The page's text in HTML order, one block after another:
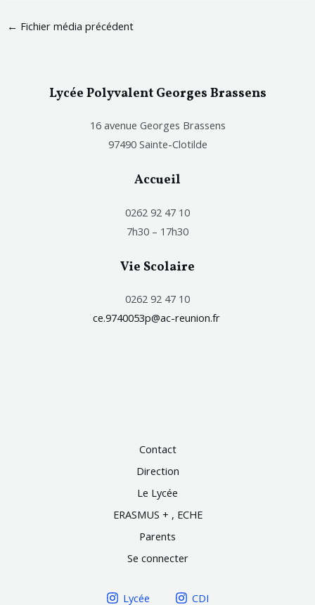
← Fichier média précédent
Lycée Polyvalent Georges Brassens
16 avenue Georges Brassens
97490 Sainte-Clotilde
Accueil
0262 92 47 10
7h30 – 17h30
Vie Scolaire
0262 92 47 10
ce.9740053p@ac-reunion.fr
Contact
Direction
Le Lycée
ERASMUS + , ECHE
Parents
Se connecter
Lycée CDI